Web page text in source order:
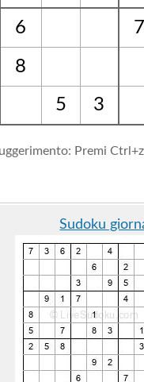
6 7
8
5
3
Premi
Sudoku